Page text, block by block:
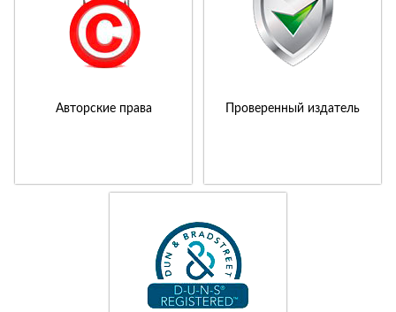
Авторские права Проверенный издатель